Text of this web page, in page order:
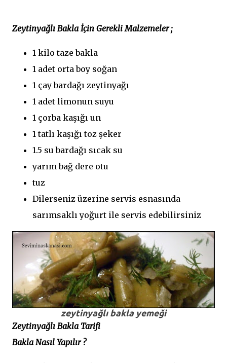
Zeytinyağlı Bakla İçin Gerekli Malzemeler ;
1 kilo taze bakla
1 adet orta boy soğan
1 çay bardağı zeytinyağı
1 adet limonun suyu
1 çorba kaşığı un
1 tatlı kaşığı toz şeker
1.5 su bardağı sıcak su
yarım bağ dere otu
tuz
Dilerseniz üzerine servis esnasında
sarımsaklı yoğurt ile servis edebilirsiniz
zeytinyağlı bakla yemeği
Zeytinyağlı Bakla Tarifi
Bakla Nasıl Yapılır ?